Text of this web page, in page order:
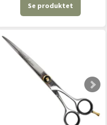
Se produktet